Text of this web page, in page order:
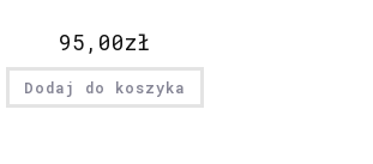
95,00zł
Dodaj do koszyka